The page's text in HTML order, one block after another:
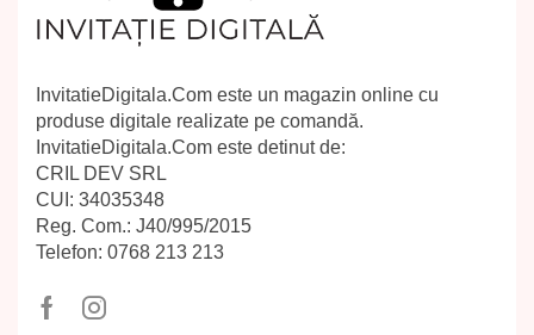
InvitatieDigitala.Com este un magazin online cu
produse digitale realizate pe comandă.
InvitatieDigitala.Com este detinut de:
CRIL DEV SRL
CUI: 34035348
Reg. Com.: J40/995/2015
Telefon: 0768 213 213